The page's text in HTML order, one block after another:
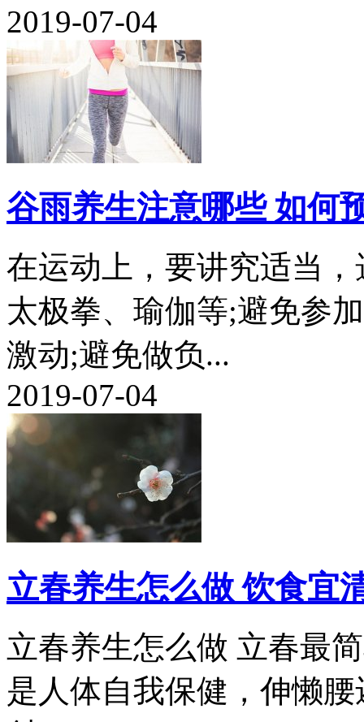
2019-07-04
谷雨养生注意哪些 如何
在运动上，要讲究适当
太极拳、瑜伽等;避免参
激动;避免做负...
2019-07-04
立春养生怎么做 饮食宜
立春养生怎么做 立春最
是人体自我保健，伸懒